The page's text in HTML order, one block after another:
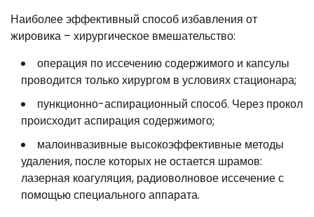
Наиболее эффективный способ избавления от
жировика – хирургическое вмешательство:
операция по иссечению содержимого и капсулы
проводится только хирургом в условиях стационара;
пункционно-аспирационный способ. Через прокол
происходит аспирация содержимого;
малоинвазивные высокоэффективные методы
удаления, после которых не остается шрамов:
лазерная коагуляция, радиоволновое иссечение с
помощью специального аппарата.